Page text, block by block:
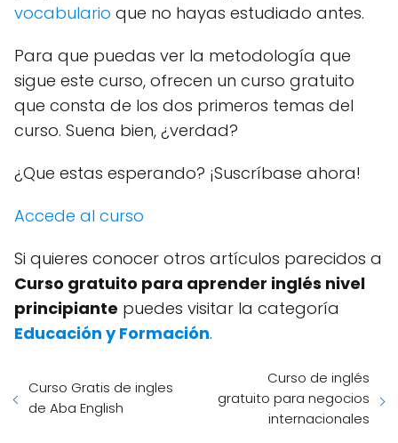
vocabulario que no hayas estudiado antes.
Para que puedas ver la metodología que
sigue este curso, ofrecen un curso gratuito
que consta de los dos primeros temas del
curso. Suena bien, ¿verdad?
¿Que estas esperando? ¡Suscríbase ahora!
Accede al curso
Si quieres conocer otros artículos parecidos a
Curso gratuito para aprender inglés nivel
principiante puedes visitar la categoría
Educación y Formación.
Curso Gratis de ingles
de Aba English
Curso de inglés
gratuito para negocios
internacionales